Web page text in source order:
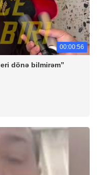
00:00:56
dönə bilmirəm”